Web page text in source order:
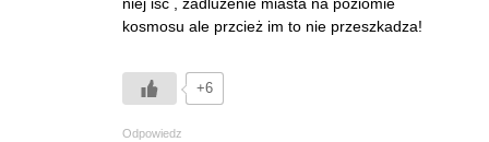
kosmosu ale przcież im to nie przeszkadza!
+6
Odpowiedz